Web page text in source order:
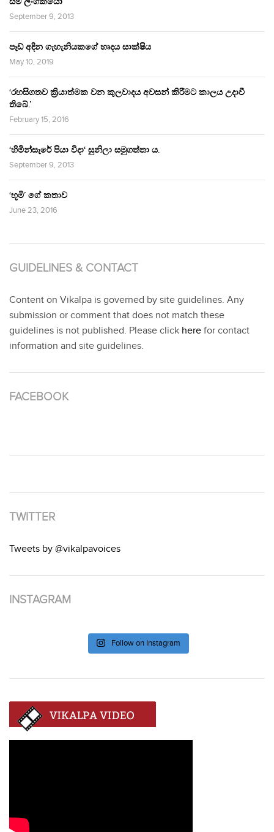
September 9, 2013
පෑඩ් අඳින ගැහැනියකගේ හෘදය සාක්ෂිය
May 10, 2019
‘රහසිගතව ක්‍රියාත්මක වන කුලවාදය අවසන් කිරීමට කාලය උදාවී
තිබේ.’
February 15, 2016
‘හිමින්සැරේ පියා විදා‘ සුනිලා සමුගත්තා ය.
September 9, 2013
‘භූමි’ ගේ කතාව
June 23, 2016
GUIDELINES & CONTACT
Content on Vikalpa is governed by site guidelines. Any
submission or comment that does not match these
guidelines is not published. Please click here for contact
information and site guidelines.
FACEBOOK
TWITTER
Tweets by @vikalpavoices
INSTAGRAM
Follow on Instagram